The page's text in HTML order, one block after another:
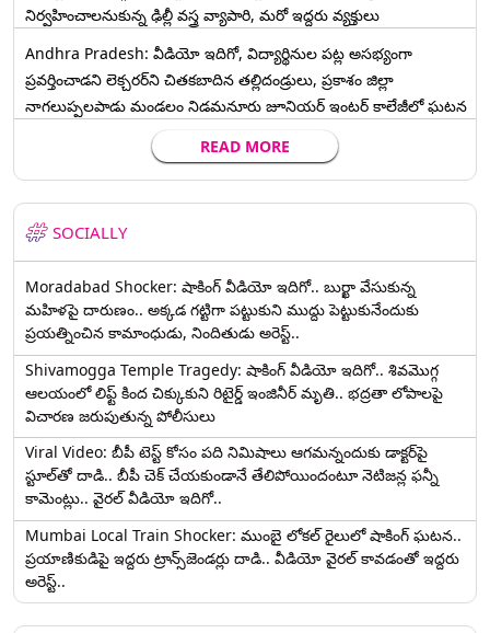
నిర్వహించాలనుకున్న ఢిల్లీ వస్త్ర వ్యాపారి, మరో ఇద్దరు వ్యక్తులు
Andhra Pradesh: వీడియో ఇదిగో, విద్యార్థినుల పట్ల అసభ్యంగా
ప్రవర్తించాడని లెక్చ‌ర‌ర్‌ని చిత‌క‌బాదిన త‌ల్లిదండ్రులు, ప్రకాశం జిల్లా
నాగలుప్పలపాడు మండలం నిడమనూరు జూనియర్ ఇంటర్ కాలేజీలో ఘటన
READ MORE
SOCIALLY
Moradabad Shocker: షాకింగ్ వీడియో ఇదిగో.. బుర్ఖా వేసుకున్న
మహిళపై దారుణం.. అక్కడ గట్టిగా పట్టుకుని ముద్దు పెట్టుకునేందుకు
ప్రయత్నించిన కామాంధుడు, నిందితుడు అరెస్ట్..
Shivamogga Temple Tragedy: షాకింగ్ వీడియో ఇదిగో.. శివమొగ్గ
ఆలయంలో లిఫ్ట్ కింద చిక్కుకుని రిటైర్డ్ ఇంజినీర్ మృతి.. భద్రతా లోపాలపై
విచారణ జరుపుతున్న పోలీసులు
Viral Video: బీపీ టెస్ట్‌ కోసం పది నిమిషాలు ఆగమన్నందుకు డాక్టర్‌పై
స్టూల్‌తో దాడి.. బీపీ చెక్ చేయకుండానే తేలిపోయిందంటూ నెటిజన్ల ఫన్నీ
కామెంట్లు.. వైరల్ వీడియో ఇదిగో..
Mumbai Local Train Shocker: ముంబై లోకల్ రైలులో షాకింగ్ ఘటన..
ప్రయాణికుడిపై ఇద్దరు ట్రాన్స్‌జెండర్లు దాడి.. వీడియో వైరల్ కావడంతో ఇద్దరు
అరెస్ట్..